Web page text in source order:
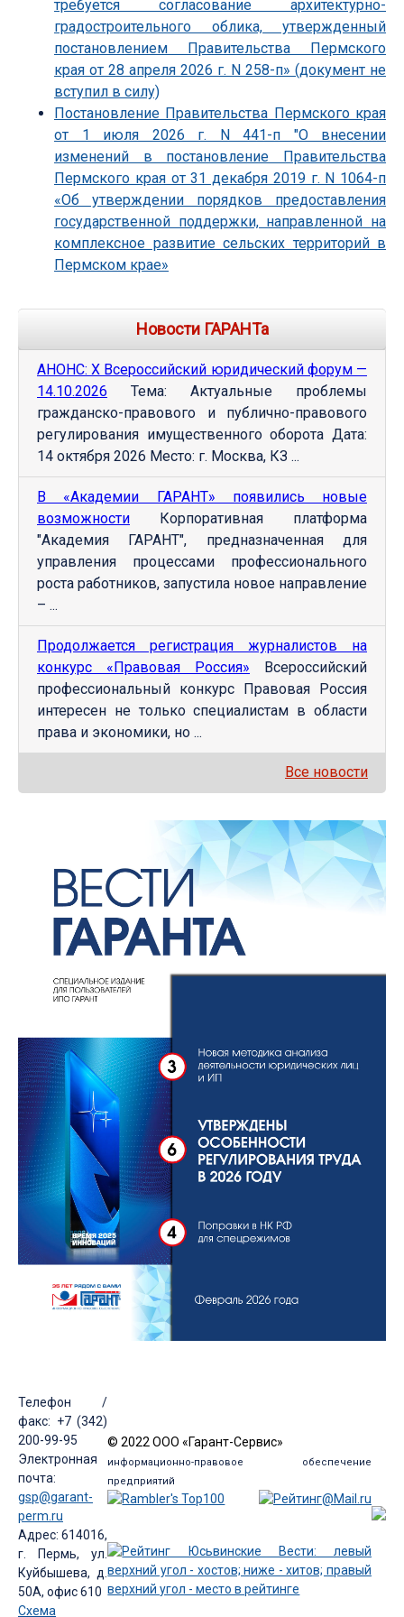
требуется согласование архитектурно-
градостроительного облика, утвержденный
постановлением Правительства Пермского
края от 28 апреля 2026 г. N 258-п» (документ не
вступил в силу)
Постановление Правительства Пермского края
от 1 июля 2026 г. N 441-п "О внесении
изменений в постановление Правительства
Пермского края от 31 декабря 2019 г. N 1064-п
«Об утверждении порядков предоставления
государственной поддержки, направленной на
комплексное развитие сельских территорий в
Пермском крае»
Новости ГАРАНТа
АНОНС: Х Всероссийский юридический форум —
14.10.2026 Тема: Актуальные проблемы
гражданско-правового и публично-правового
регулирования имущественного оборота Дата:
14 октября 2026 Место: г. Москва, КЗ ...
В «Академии ГАРАНТ» появились новые
возможности Корпоративная платформа
"Академия ГАРАНТ", предназначенная для
управления процессами профессионального
роста работников, запустила новое направление
– ...
Продолжается регистрация журналистов на
конкурс «Правовая Россия» Всероссийский
профессиональный конкурс Правовая Россия
интересен не только специалистам в области
права и экономики, но ...
Все новости
Телефон /
факс: +7 (342)
200-99-95
Электронная
почта:
gsp@garant-
perm.ru
Адрес: 614016,
г. Пермь, ул.
Куйбышева, д.
50А, офис 610
Схема
© 2022 ООО «Гарант-Сервис»
информационно-правовое обеспечение
предприятий